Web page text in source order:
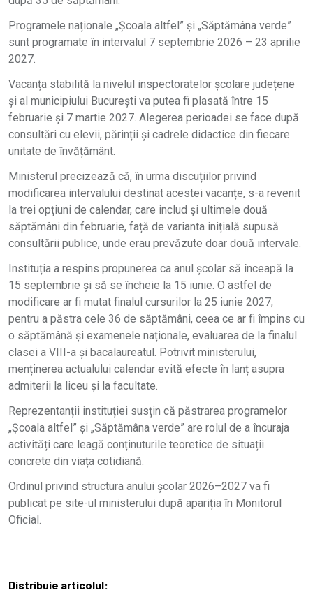
Programele naționale „Școala altfel” și „Săptămâna verde”
sunt programate în intervalul 7 septembrie 2026 – 23 aprilie
2027.
Vacanța stabilită la nivelul inspectoratelor școlare județene
și al municipiului București va putea fi plasată între 15
februarie și 7 martie 2027. Alegerea perioadei se face după
consultări cu elevii, părinții și cadrele didactice din fiecare
unitate de învățământ.
Ministerul precizează că, în urma discuțiilor privind
modificarea intervalului destinat acestei vacanțe, s-a revenit
la trei opțiuni de calendar, care includ și ultimele două
săptămâni din februarie, față de varianta inițială supusă
consultării publice, unde erau prevăzute doar două intervale.
Instituția a respins propunerea ca anul școlar să înceapă la
15 septembrie și să se încheie la 15 iunie. O astfel de
modificare ar fi mutat finalul cursurilor la 25 iunie 2027,
pentru a păstra cele 36 de săptămâni, ceea ce ar fi împins cu
o săptămână și examenele naționale, evaluarea de la finalul
clasei a VIII-a și bacalaureatul. Potrivit ministerului,
menținerea actualului calendar evită efecte în lanț asupra
admiterii la liceu și la facultate.
Reprezentanții instituției susțin că păstrarea programelor
„Școala altfel” și „Săptămâna verde” are rolul de a încuraja
activități care leagă conținuturile teoretice de situații
concrete din viața cotidiană.
Ordinul privind structura anului școlar 2026–2027 va fi
publicat pe site-ul ministerului după apariția în Monitorul
Oficial.
Distribuie articolul: